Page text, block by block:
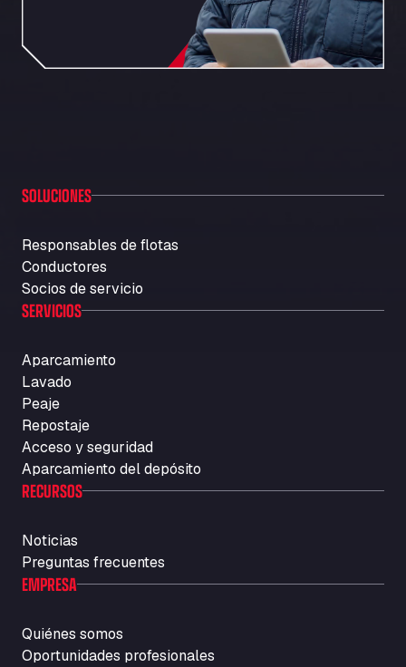
SOLUCIONES
Responsables de flotas
Conductores
Socios de servicio
SERVICIOS
Aparcamiento
Lavado
Peaje
Repostaje
Acceso y seguridad
Aparcamiento del depósito
RECURSOS
Noticias
Preguntas frecuentes
EMPRESA
Quiénes somos
Oportunidades profesionales